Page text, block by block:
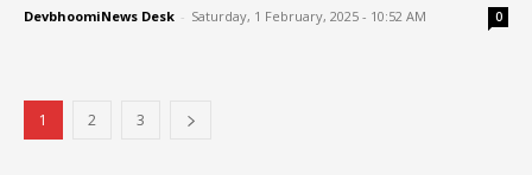
DevbhoomiNews Desk - Saturday, 1 February, 2025 - 10:52 AM 0
1 2 3